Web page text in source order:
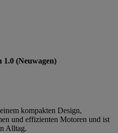
1.0 (Neuwagen)
kompakten Design,
und effizienten Motoren und ist
Alltag.